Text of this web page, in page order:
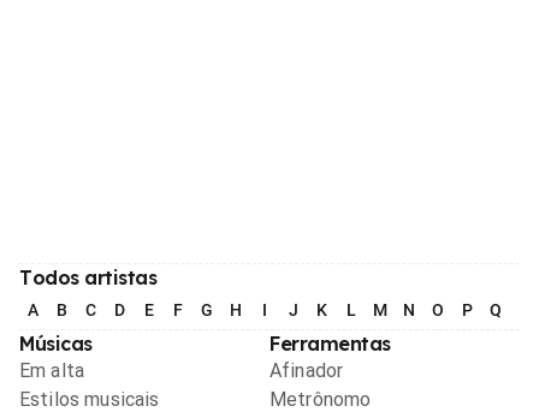
Todos artistas
A B C D E F G H I J K L M N O P Q
Músicas
Em alta
Estilos musicais
Ferramentas
Afinador
Metrônomo